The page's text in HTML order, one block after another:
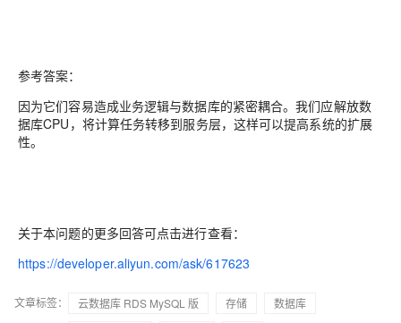
参考答案：
因为它们容易造成业务逻辑与数据库的紧密耦合。我们应解放数
据库CPU，将计算任务转移到服务层，这样可以提高系统的扩展
性。
关于本问题的更多回答可点击进行查看：
https://developer.aliyun.com/ask/617623
文章标签： 云数据库 RDS MySQL 版 存储
数据库